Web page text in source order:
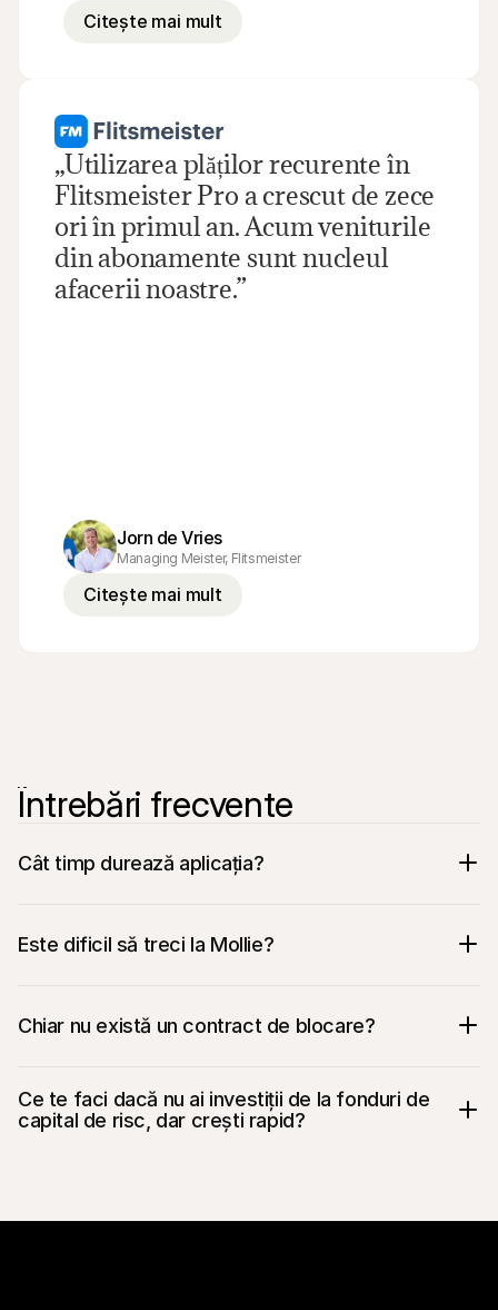
Citește mai mult
„Utilizarea plăților recurente în
Flitsmeister Pro a crescut de zece
ori în primul an. Acum veniturile
din abonamente sunt nucleul
afacerii noastre.”
Jorn de Vries
Managing Meister, Flitsmeister
Citește mai mult
Întrebări frecvente
Cât timp durează aplicația?
Este dificil să treci la Mollie?
Chiar nu există un contract de blocare?
Ce te faci dacă nu ai investiții de la fonduri de
capital de risc, dar crești rapid?